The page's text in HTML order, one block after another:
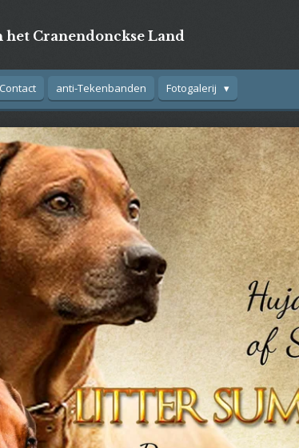
het Cranendonckse Land
Contact anti-Tekenbanden Fotogalerij